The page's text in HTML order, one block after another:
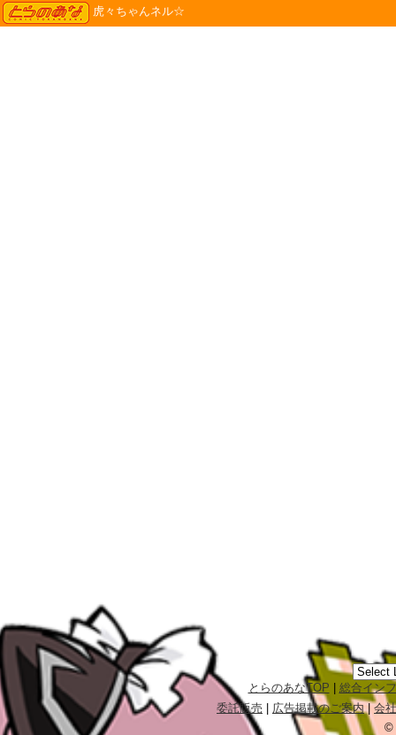
TORANOANA
虎々ちゃんネル☆
とらのあなTOP
総合イン
委託販売
広告掲載のご案内|会
©